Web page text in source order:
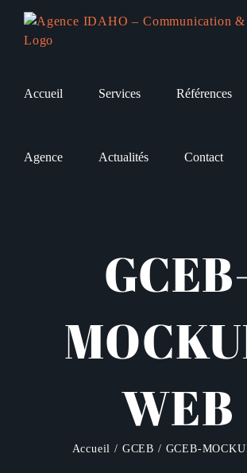
contenu
Accueil Services Références
Agence Actualités Contact
WEB
Accueil GCEB GCEB-